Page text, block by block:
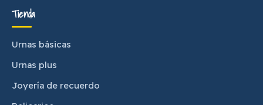
Tienda
Urnas básicas
Urnas plus
Joyería de recuerdo